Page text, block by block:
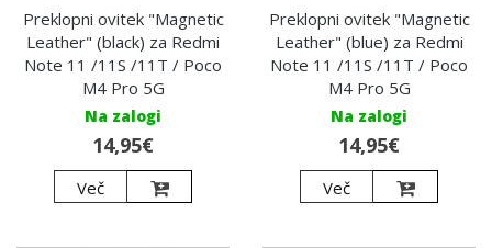
Preklopni ovitek "Magnetic
Leather" (black) za Redmi
Note 11 /11S /11T / Poco
M4 Pro 5G
Na zalogi
14,95€
Več
Preklopni ovitek "Magnetic
Leather" (blue) za Redmi
Note 11 /11S /11T / Poco
M4 Pro 5G
Na zalogi
14,95€
Več